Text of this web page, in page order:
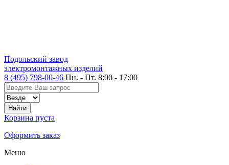
Подольский завод
электромонтажных изделий
8 (495) 798-00-46 Пн. - Пт. 8:00 - 17:00
Корзина пуста
Оформить заказ
Меню